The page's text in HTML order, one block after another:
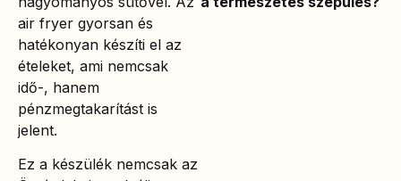
air fryer gyorsan és
hatékonyan készíti el az
ételeket, ami nemcsak
idő-, hanem
pénzmegtakarítást is
jelent.
Ez a készülék nemcsak az